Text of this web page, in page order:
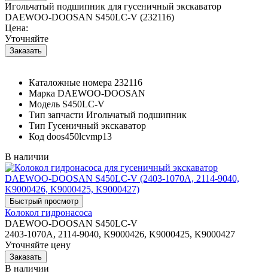
Игольчатый подшипник для гусеничный экскаватор
DAEWOO-DOOSAN S450LC-V (232116)
Цена:
Уточняйте
Каталожные номера 232116
Марка DAEWOO-DOOSAN
Модель S450LC-V
Тип запчасти Игольчатый подшипник
Тип Гусеничный экскаватор
Код doos450lcvmp13
В наличии
Колокол гидронасоса
DAEWOO-DOOSAN S450LC-V
2403-1070A, 2114-9040, K9000426, K9000425, K9000427
Уточняйте цену
В наличии